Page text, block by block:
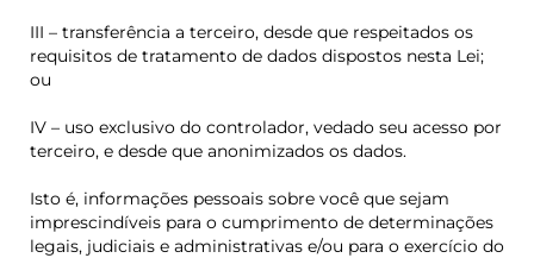
III – transferência a terceiro, desde que respeitados os
requisitos de tratamento de dados dispostos nesta Lei;
ou
IV – uso exclusivo do controlador, vedado seu acesso por
terceiro, e desde que anonimizados os dados.
Isto é, informações pessoais sobre você que sejam
imprescindíveis para o cumprimento de determinações
legais, judiciais e administrativas e/ou para o exercício do